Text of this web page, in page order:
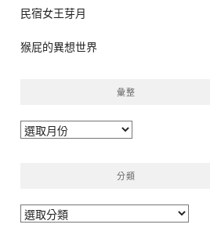
民宿女王芽月
猴屁的異想世界
彙整
彙
分類
分